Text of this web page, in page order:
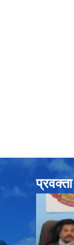
प्रवक्ता